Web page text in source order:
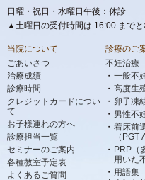
日曜・祝日・水曜日午後：休診
▲土曜日の受付時間は 16:00 まで
当院について
ごあいさつ
治療成績
診療時間
クレジットカードについ
て
お子様連れの方へ
診療担当一覧
セミナーのご案内
各種教室予定表
よくあるご質問
診療のご
不妊治療
一般不
高度生
卵子凍
男性不
着床前
（PGT-
PRP（
用いた
用語集